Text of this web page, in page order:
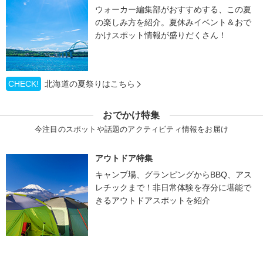
ウォーカー編集部がおすすめする、この夏
の楽しみ方を紹介。夏休みイベント＆おで
かけスポット情報が盛りだくさん！
CHECK! 北海道の夏祭りはこちら
おでかけ特集
今注目のスポットや話題のアクティビティ情報をお届け
アウトドア特集
キャンプ場、グランピングからBBQ、アス
レチックまで！非日常体験を存分に堪能で
きるアウトドアスポットを紹介